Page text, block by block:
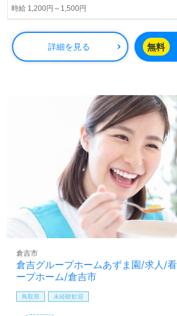
時給 1,200円～1,500円
詳細を見る 無料
倉吉グループホームあずま園/求人/
ープホーム/倉吉市
倉吉市
鳥取県 未経験歓迎